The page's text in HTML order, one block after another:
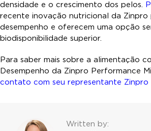
densidade e o crescimento dos pelos.
recente inovação nutricional da Zinpro
desempenho e oferecem uma opção
biodisponibilidade superior.
Para saber mais sobre a alimentação
Desempenho da Zinpro Performance
contato com seu representante Zinpro
Written by: